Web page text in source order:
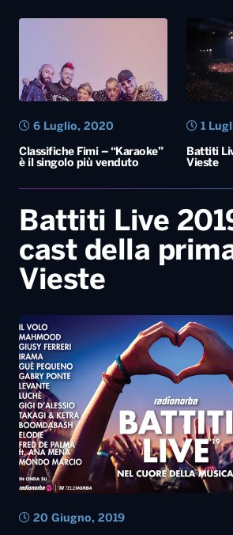
Classifiche Fimi – “Karaoke”
è il singolo più venduto
6 Luglio, 2020
Battiti
Vieste
1
Battiti Live
cast della
Vieste
20 Giugno, 2019